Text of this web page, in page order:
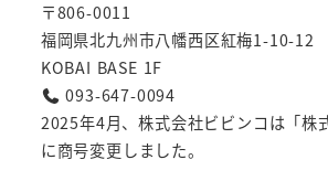
〒806-0011
福岡県北九州市八幡西区紅梅1-10-12
KOBAI BASE 1F
093-647-0094
2025年4月、株式会社ビビンコは「株
に商号変更しました。